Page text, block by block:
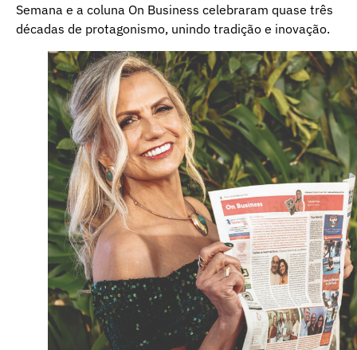
Semana e a coluna On Business celebraram quase três
décadas de protagonismo, unindo tradição e inovação.